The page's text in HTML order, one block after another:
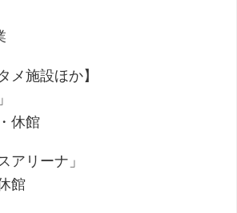
メ施設ほか】
休館
アリーナ」
館